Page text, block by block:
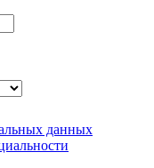
данных